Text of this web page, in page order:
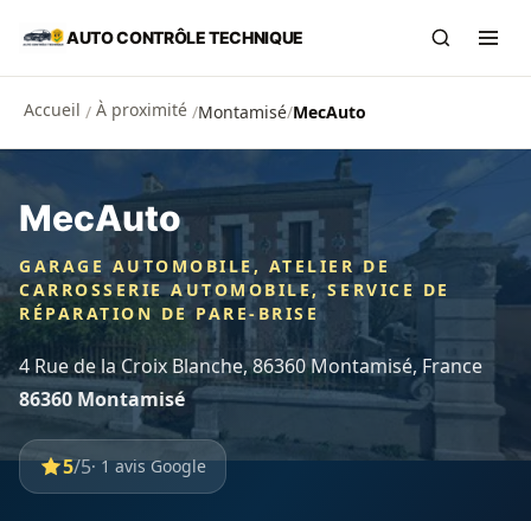
Aller au contenu principal
AUTO CONTRÔLE TECHNIQUE
Accueil / À proximité /Montamisé/MecAuto
MecAuto
GARAGE AUTOMOBILE, ATELIER DE
CARROSSERIE AUTOMOBILE, SERVICE DE
RÉPARATION DE PARE-BRISE
4 Rue de la Croix Blanche, 86360 Montamisé, France
86360 Montamisé
5/5· 1 avis Google